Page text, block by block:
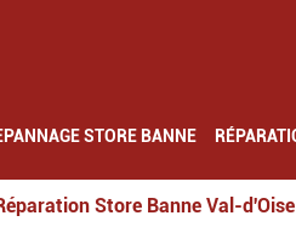
STORE BANNE
Store Banne Val-d'Oise